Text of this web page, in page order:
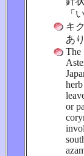
「
キ
あ
The
or